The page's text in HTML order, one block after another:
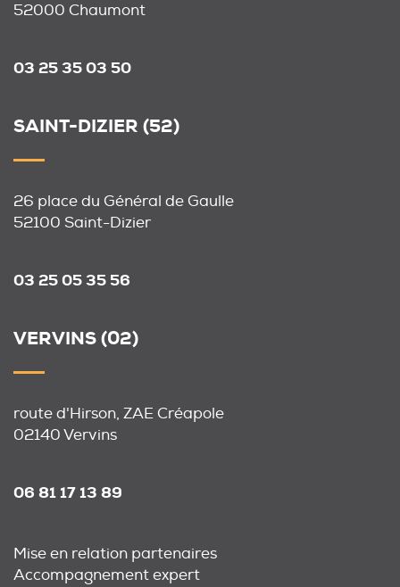
52000 Chaumont
03 25 35 03 50
SAINT-DIZIER (52)
26 place du Général de Gaulle
52100 Saint-Dizier
03 25 05 35 56
VERVINS (02)
route d'Hirson, ZAE Créapole
02140 Vervins
06 81 17 13 89
Mise en relation partenaires
Accompagnement expert